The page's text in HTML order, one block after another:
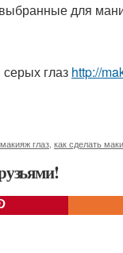
для
глаз http://
глаз как сделать